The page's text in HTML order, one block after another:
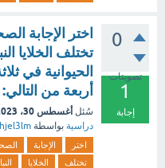
0
تصويتات
1
إجابة
اختر الإجابة
تختلف الخلايا
الحيوانية في
أربعة من التالي:
سُئل أغسطس 30، 2023
دراسية بواسطة
اختر الإجابة
تختلف
الخلايا